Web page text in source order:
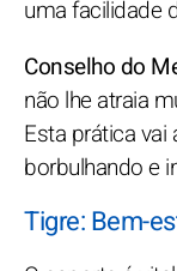
uma facilidade
Conselho do
não lhe atraia
Esta prática vai
borbulhando e
Tigre: Bem-